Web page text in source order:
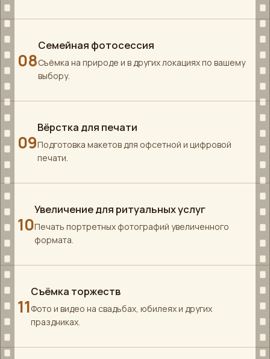
08
Семейная фотосессия
Съёмка на природе и в других локациях по вашему
выбору.
09
Вёрстка для печати
Подготовка макетов для офсетной и цифровой
печати.
10
Увеличение для ритуальных услуг
Печать портретных фотографий увеличенного
формата.
11
Съёмка торжеств
Фото и видео на свадьбах, юбилеях и других
праздниках.